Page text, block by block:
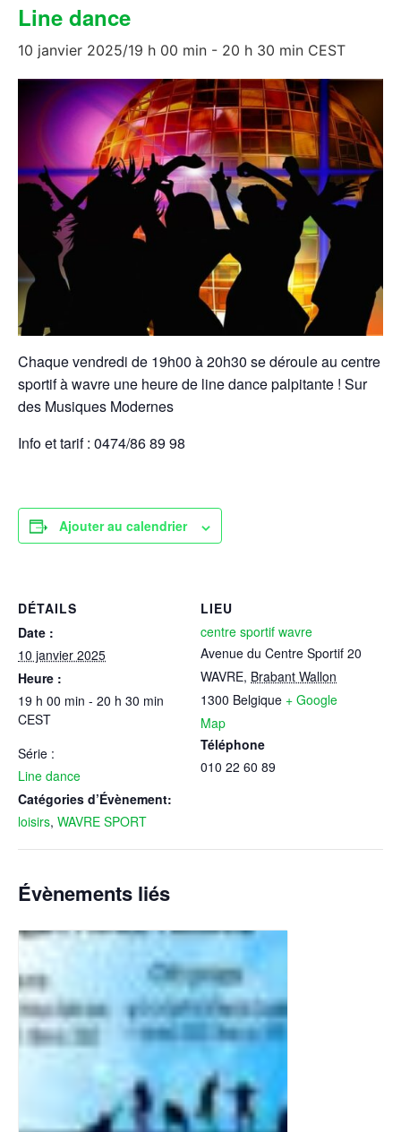
Line dance
10 janvier 2025/19 h 00 min - 20 h 30 min CEST
Chaque vendredi de 19h00 à 20h30 se déroule au centre
sportif à wavre une heure de line dance palpitante ! Sur
des Musiques Modernes
Info et tarif : 0474/86 89 98
Ajouter au calendrier
DÉTAILS
Date :
10 janvier 2025
Heure :
19 h 00 min - 20 h 30 min
CEST
Série :
Line dance
Catégories d’Évènement:
loisirs, WAVRE SPORT
LIEU
centre sportif wavre
Avenue du Centre Sportif 20
WAVRE, Brabant Wallon
1300 Belgique + Google
Map
Téléphone
010 22 60 89
Évènements liés